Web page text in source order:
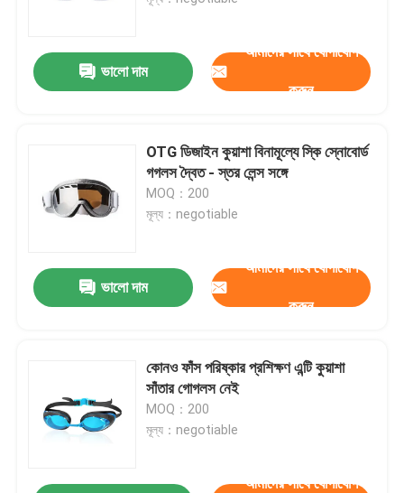
ভালো দাম
আমাদের সাথে যোগাযোগ
করুন
OTG ডিজাইন কুয়াশা বিনামূল্যে স্কি স্নোবোর্ড
গগলস দ্বৈত - স্তর লেন্স সঙ্গে
MOQ：200
মূল্য：negotiable
ভালো দাম
আমাদের সাথে যোগাযোগ
করুন
কোনও ফাঁস পরিষ্কার প্রশিক্ষণ এন্টি কুয়াশা
সাঁতার গোগলস নেই
MOQ：200
মূল্য：negotiable
আমাদের সাথে যোগাযোগ